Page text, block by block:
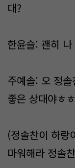
대?
한윤슬: 괜히
주예솔: 오 정
좋은 상대야ㅎㅎ
(정솔찬이 하랑
마워해라 정솔